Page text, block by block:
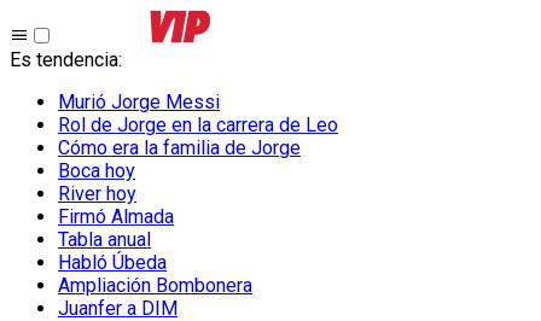
Es tendencia:
Murió Jorge Messi
Rol de Jorge en la carrera de Leo
Cómo era la familia de Jorge
Boca hoy
River hoy
Firmó Almada
Tabla anual
Habló Úbeda
Ampliación Bombonera
Juanfer a DIM